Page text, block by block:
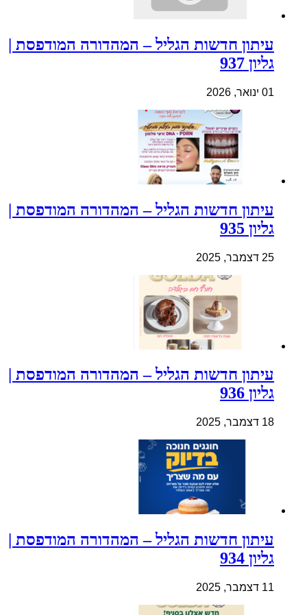
עיתון חדשות הגליל – המהדורה המודפסת |
גליון 937
01 ינואר, 2026
עיתון חדשות הגליל – המהדורה המודפסת |
גליון 935
25 דצמבר, 2025
עיתון חדשות הגליל – המהדורה המודפסת |
גליון 936
18 דצמבר, 2025
עיתון חדשות הגליל – המהדורה המודפסת |
גליון 934
11 דצמבר, 2025